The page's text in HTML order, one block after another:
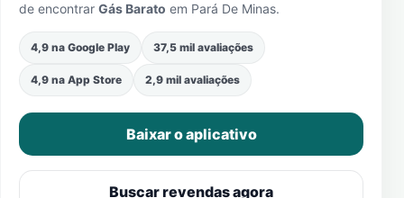
de encontrar Gás Barato em Pará De Minas.
4,9 na Google Play 37,5 mil avaliações
4,9 na App Store 2,9 mil avaliações
Baixar o aplicativo
Buscar revendas agora